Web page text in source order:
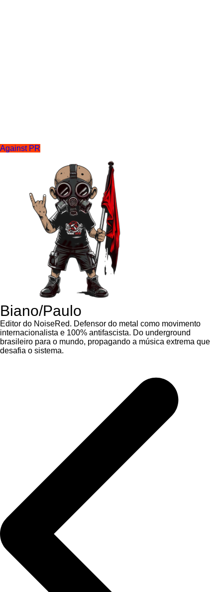
Against PR
Biano/Paulo
Editor do NoiseRed. Defensor do metal como movimento
internacionalista e 100% antifascista. Do underground
brasileiro para o mundo, propagando a música extrema que
desafia o sistema.